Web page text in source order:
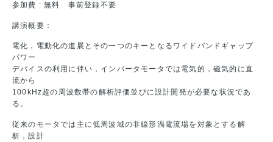
参加費 : 無料 事前登録不要
講演概要：
電化，電動化の進展とその一つのキーとなるワイドバンドギャップ
パワー
デバイスの利用に伴い，インバータモータでは電気的，磁気的に直
流から
100kHz超の周波数帯の解析評価並びに設計開発が必要な状況であ
る。
従来のモータでは主に低周波域の非線形渦電流場を対象とする解
析，設計